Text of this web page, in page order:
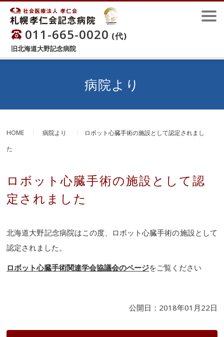
011-665-0020 (代)
旧北海道大野記念病院
病院より
HOME 病院より
ロボット心臓手術の施設として認定されまし
た
ロボット心臓手術の施設として認
定されました
北海道大野記念病院はこの度、ロボット心臓手術の施設として
認定されました。
ロボット心臓手術関連学会協議会のページをご覧ください
公開日：2018年01月22日